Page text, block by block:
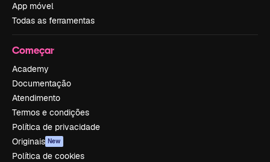
App móvel
Todas as ferramentas
Começar
Academy
Documentação
Atendimento
Termos e condições
Política de privacidade
Originais New
Política de cookies